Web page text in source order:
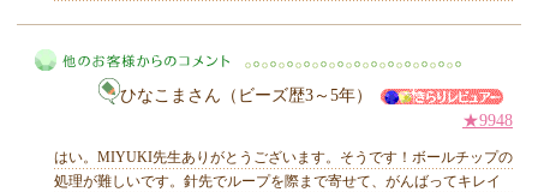
ひなこまさん（ビーズ歴3～5年）
★9948
はい。MIYUKI先生ありがとうございます。そうです！ボールチップの
処理が難しいです。針先でループを際まで寄せて、がんばってキレイ